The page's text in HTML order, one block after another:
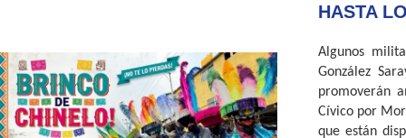
HASTA
Algunos
González
promoverán
Cívico por
que están